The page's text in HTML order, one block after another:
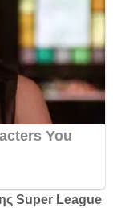
Super League